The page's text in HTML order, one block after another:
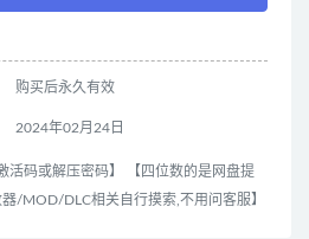
购买后永久有效
2024年02月24日
活码或解压密码】 【四位数的是网盘提
/MOD/DLC相关自行摸索,不用问客服】